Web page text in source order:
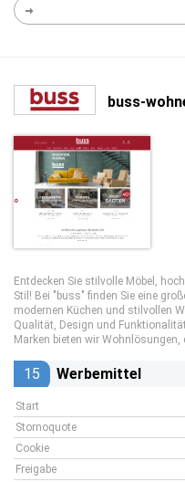
buss-
Entdecken Sie stilvolle Möbel,
Stil! Bei "buss" finden Sie eine
modernen Küchen und stilvollen
Qualität, Design und
Marken bieten wir Wohnlösungen,
15 Werbemittel
Start
Stornoquote
Cookie
Freigabe